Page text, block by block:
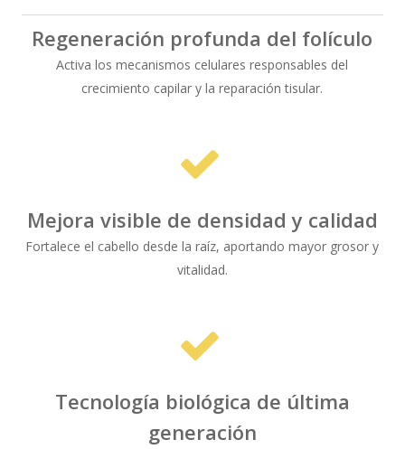
Regeneración profunda del folículo
Activa los mecanismos celulares responsables del
crecimiento capilar y la reparación tisular.
Mejora visible de densidad y calidad
Fortalece el cabello desde la raíz, aportando mayor grosor y
vitalidad.
Tecnología biológica de última
generación